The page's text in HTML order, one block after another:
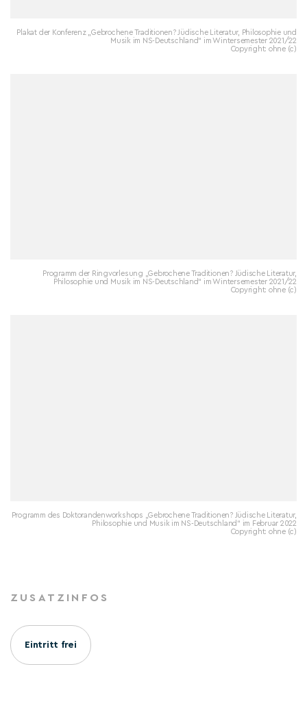
Plakat der Konferenz „Gebrochene Traditionen? Jüdische Literatur, Philosophie und
Musik im NS-Deutschland“ im Wintersemester 2021/22
Copyright: ohne (c)
Programm der Ringvorlesung „Gebrochene Traditionen? Jüdische Literatur,
Philosophie und Musik im NS-Deutschland“ im Wintersemester 2021/22
Copyright: ohne (c)
Programm des Doktorandenworkshops „Gebrochene Traditionen? Jüdische Literatur,
Philosophie und Musik im NS-Deutschland“ im Februar 2022
Copyright: ohne (c)
ZUSATZINFOS
Eintritt frei